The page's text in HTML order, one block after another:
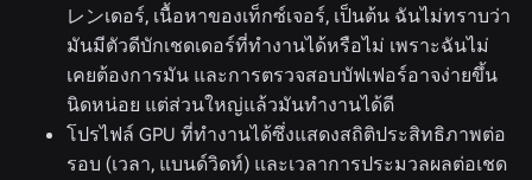
レンเดอร์, เนื้อหาของเท็กซ์เจอร์, เป็นต้น ฉันไม่ทราบว่า
มันมีตัวดีบักเชดเดอร์ที่ทำงานได้หรือไม่ เพราะฉันไม่
เคยต้องการมัน และการตรวจสอบบัฟเฟอร์อาจง่ายขึ้น
นิดหน่อย แต่ส่วนใหญ่แล้วมันทำงานได้ดี
โปรไฟล์ GPU ที่ทำงานได้ซึ่งแสดงสถิติประสิทธิภาพต่อ
รอบ (เวลา, แบนด์วิดท์) และเวลาการประมวลผลต่อเชด